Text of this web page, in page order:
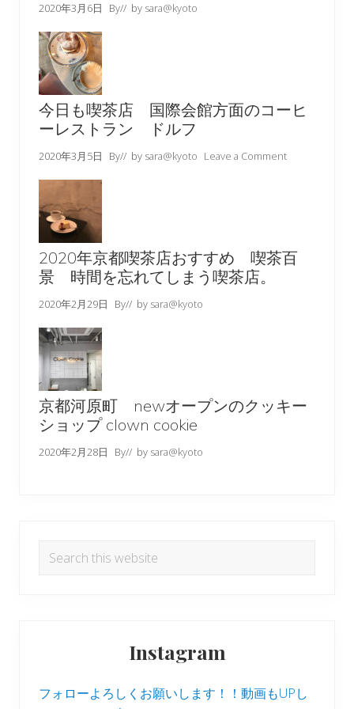
2020年3月6日 By// by sara@kyoto
今日も喫茶店 国際会館方面のコーヒ
ーレストラン ドルフ
2020年3月5日 By// by sara@kyoto Leave a Comment
2020年京都喫茶店おすすめ 喫茶百
景 時間を忘れてしまう喫茶店。
2020年2月29日 By// by sara@kyoto
京都河原町 newオープンのクッキー
ショップ clown cookie
2020年2月28日 By// by sara@kyoto
Search
Instagram
フォローよろしくお願いします！！動画もUPし